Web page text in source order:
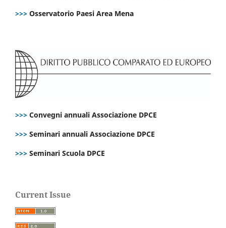
>>> Osservatorio Paesi Area Mena
>>> Convegni annuali Associazione DPCE
>>> Seminari annuali Associazione DPCE
>>> Seminari Scuola DPCE
Current Issue